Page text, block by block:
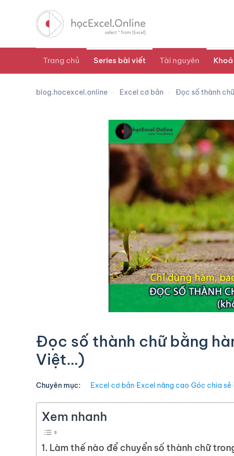
Trang chủ Series bài viết Tài nguyên
blog.hocexcel.online Excel cơ bản Đọc số thành
Đọc số thành chữ bằng
Việt…)
Chuyên mục: Excel cơ bản∙Excel nâng cao∙Góc chia sẻ∙
Xem nhanh
Làm thế nào để chuyển số thành chữ